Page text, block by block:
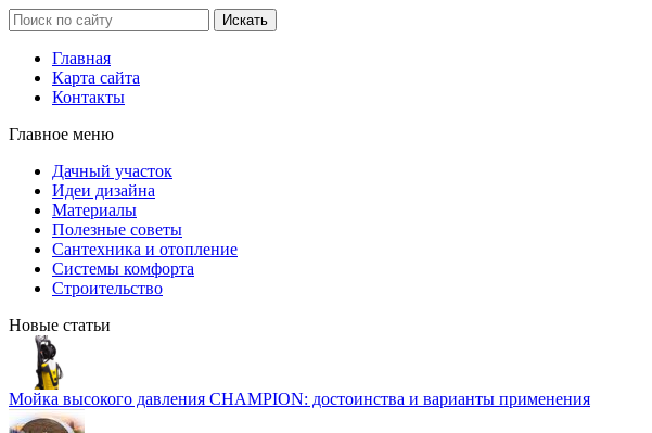
Главная
Карта сайта
Контакты
Главное меню
Дачный участок
Идеи дизайна
Материалы
Полезные советы
Сантехника и отопление
Системы комфорта
Строительство
Новые статьи
Мойка высокого давления CHAMPION: достоинства и варианты применения